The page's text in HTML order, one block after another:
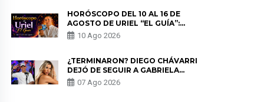
HORÓSCOPO DEL 10 AL 16 DE
AGOSTO DE URIEL “EL GUÍA”:
PREDICCIONES PARA TODOS LOS
SIGNOS DEL ZODIACO AQUÍ
10 Ago 2026
¿TERMINARON? DIEGO CHÁVARRI
DEJÓ DE SEGUIR A GABRIELA
HERRERA Y ANUNCIA SU SALIDA
DE PÓDCAST
07 Ago 2026